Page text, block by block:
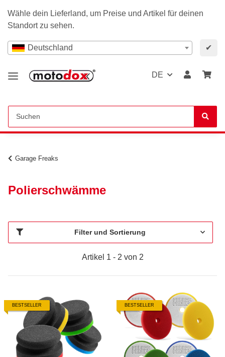
Wähle dein Lieferland, um Preise und Artikel für deinen
Standort zu sehen.
Deutschland ✔
DE
Garage Freaks
Polierschwämme
Filter und Sortierung
Artikel 1 - 2 von 2
BESTSELLER BESTSELLER